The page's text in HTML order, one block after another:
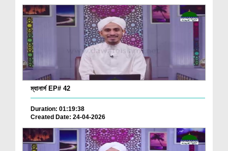
ম্যানার্স EP# 42
Duration: 01:19:38
Created Date: 24-04-2026